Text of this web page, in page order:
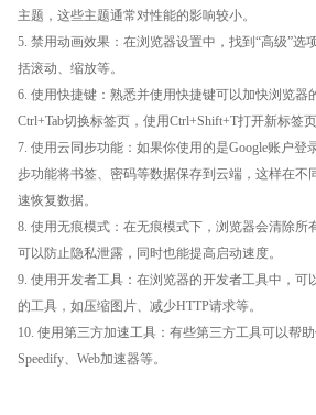
主题，这些主题通常对性能的影响较小。
5. 禁用动画效果：在浏览器设置中，找到“高级”选
括滚动、缩放等。
6. 使用快捷键：熟悉并使用快捷键可以加快浏览器
Ctrl+Tab切换标签页，使用Ctrl+Shift+T打开新标签页
7. 使用云同步功能：如果你使用的是Google账户登
步功能将书签、密码等数据保存到云端，这样在不
速恢复数据。
8. 使用无痕模式：在无痕模式下，浏览器会清除所
可以防止隐私泄露，同时也能提高启动速度。
9. 使用开发者工具：在浏览器的开发者工具中，可
的工具，如压缩图片、减少HTTP请求等。
10. 使用第三方加速工具：有些第三方工具可以帮
Speedify、Web加速器等。